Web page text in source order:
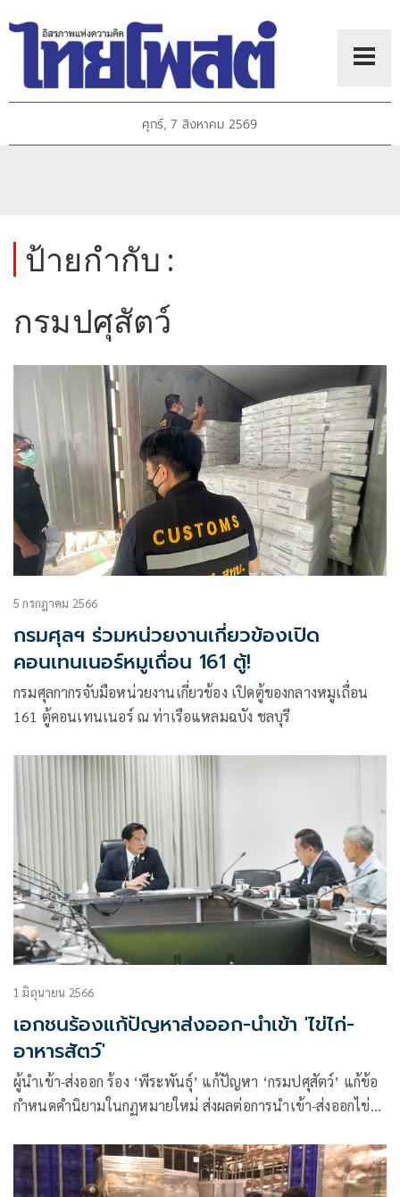
ศุกร์, 7 สิงหาคม 2569
ป้ายกำกับ :
กรมปศุสัตว์
5 กรกฎาคม 2566
กรมศุลฯ ร่วมหน่วยงานเกี่ยวข้องเปิด
คอนเทนเนอร์หมูเถื่อน 161 ตู้!
กรมศุลกากรจับมือหน่วยงานเกี่ยวข้อง เปิดตู้ของกลางหมูเถื่อน
161 ตู้คอนเทนเนอร์ ณ ท่าเรือแหลมฉบัง ชลบุรี
1 มิถุนายน 2566
เอกชนร้องแก้ปัญหาส่งออก-นำเข้า 'ไข่ไก่-
อาหารสัตว์'
ผู้นำเข้า-ส่งออก ร้อง ‘พีระพันธุ์’ แก้ปัญหา ‘กรมปศุสัตว์’ แก้ข้อ
กำหนดคำนิยามในกฏหมายใหม่ ส่งผลต่อการนำเข้า-ส่งออกไข่ไก่